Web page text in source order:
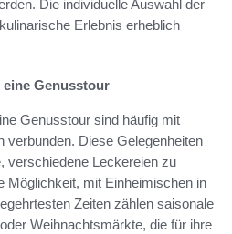
Die individuelle Auswahl der
Erlebnis erheblich
Genusstour
Genusstour sind häufig mit
verbunden. Diese Gelegenheiten
verschiedene Leckereien zu
Möglichkeit, mit Einheimischen in
Zeiten zählen saisonale
Weihnachtsmärkte, die für ihre